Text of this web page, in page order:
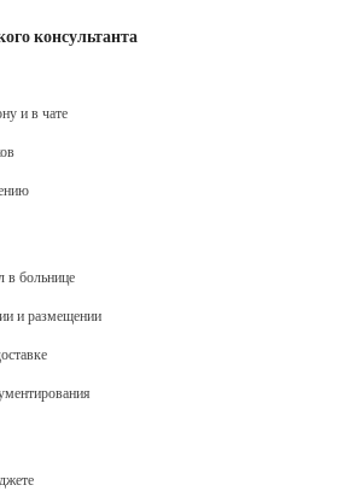
консультанта
и в чате
в больнице
и размещении